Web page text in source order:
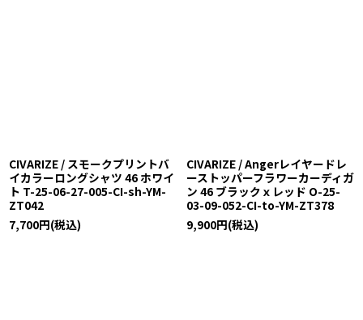
CIVARIZE / スモークプリントバ
イカラーロングシャツ 46 ホワイ
ト T-25-06-27-005-CI-sh-YM-
ZT042
7,700円(税込)
CIVARIZE / Angerレイヤードレ
ーストッパーフラワーカーディガ
ン 46 ブラックｘレッド O-25-
03-09-052-CI-to-YM-ZT378
9,900円(税込)